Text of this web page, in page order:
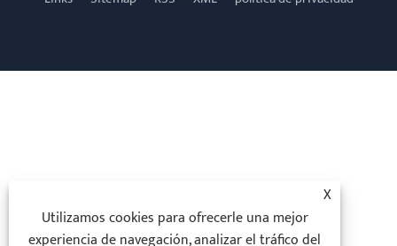
X
Utilizamos cookies para ofrecerle una mejor
experiencia de navegación, analizar el tráfico del